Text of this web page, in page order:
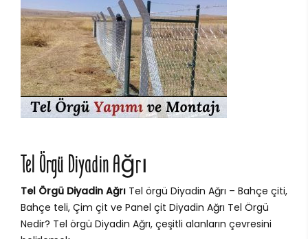
Tel Örgü Diyadin Ağrı
Tel Örgü Diyadin Ağrı Tel örgü Diyadin Ağrı – Bahçe çiti,
Bahçe teli, Çim çit ve Panel çit Diyadin Ağrı Tel Örgü
Nedir? Tel örgü Diyadin Ağrı, çeşitli alanların çevresini